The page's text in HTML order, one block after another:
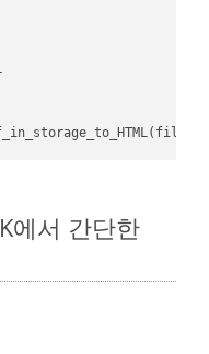
에서 간단한